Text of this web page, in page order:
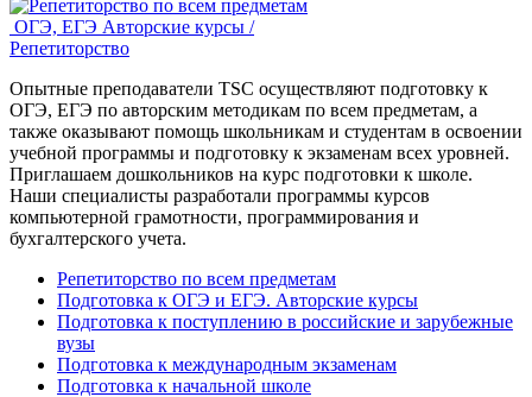
ОГЭ, ЕГЭ Авторские курсы /
Репетиторство
Опытные преподаватели TSC осуществляют подготовку к
ОГЭ, ЕГЭ по авторским методикам по всем предметам, а
также оказывают помощь школьникам и студентам в освоении
учебной программы и подготовку к экзаменам всех уровней.
Приглашаем дошкольников на курс подготовки к школе.
Наши специалисты разработали программы курсов
компьютерной грамотности, программирования и
бухгалтерского учета.
Репетиторство по всем предметам
Подготовка к ОГЭ и ЕГЭ. Авторские курсы
Подготовка к поступлению в российские и зарубежные
вузы
Подготовка к международным экзаменам
Подготовка к начальной школе